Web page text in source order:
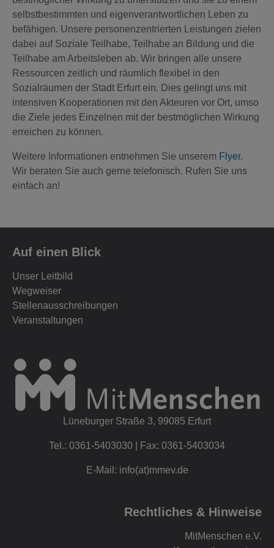
selbstbestimmten und eigenverantwortlichen Leben zu
befähigen. Unsere personenzentrierten Leistungen zielen
dabei auf Soziale Teilhabe, Teilhabe an Bildung und die
Teilhabe am Arbeitsleben ab. Wir bringen alle unsere
Ressourcen zeitlich und räumlich flexibel in den
Sozialräumen der Stadt Erfurt ein. Dies gelingt uns mit
intensiven Kooperationen mit den Akteuren vor Ort, umso
die Ziele jedes Einzelnen mit der bestmöglichen Wirkung
erreichen zu können.
Weitere Informationen entnehmen Sie unserem Flyer.
Wir beraten Sie auch gerne telefonisch. Rufen Sie uns
einfach an!
Auf einen Blick
Unser Leitbild
Wegweiser
Stellenausschreibungen
Veranstaltungen
Lüneburger Straße 3, 99085 Erfurt
Tel.: 0361-5403030 | Fax: 0361-5403034
E-Mail: info(at)mmev.de
Rechtliches & Hinweise
MitMenschen e.V.